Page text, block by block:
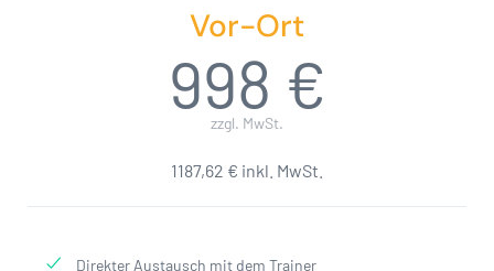
Vor-Ort
998 €
zzgl. MwSt.
1187,62 € inkl. MwSt.
Direkter Austausch mit dem Trainer